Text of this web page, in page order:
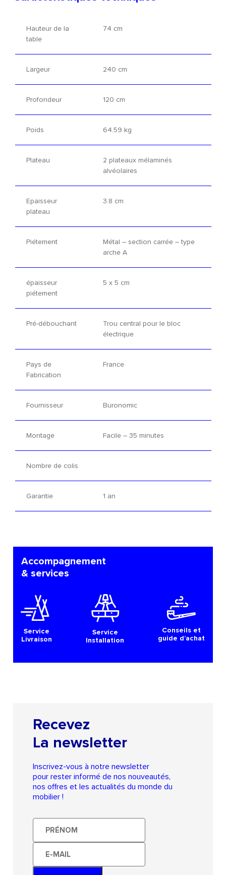
Hauteur de la
table
74 cm
Largeur 240 cm
Profondeur 120 cm
Poids 64.59 kg
Plateau
2 plateaux mélaminés
alvéolaires
Epaisseur
plateau
3.8 cm
Piétement
Métal – section carrée – type
arche A
épaisseur
piétement
5 x 5 cm
Pré-débouchant
Trou central pour le bloc
électrique
Pays de
Fabrication
France
Fournisseur Buronomic
Montage Facile – 35 minutes
Nombre de colis
Garantie 1 an
Accompagnement
& services
Service
Livraison
Service
Installation
Conseils et
guide d’achat
Recevez
La newsletter
Inscrivez-vous à notre newsletter
pour rester informé de nos nouveautés,
nos offres et les actualités du monde du
mobilier !
Prénom
E-
mail